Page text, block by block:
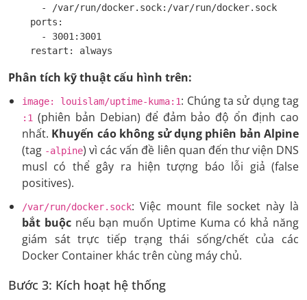
      - /var/run/docker.sock:/var/run/docker.sock
    ports:
      - 3001:3001
    restart: always
Phân tích kỹ thuật cấu hình trên:
image: louislam/uptime-kuma:1: Chúng ta sử dụng tag
:1 (phiên bản Debian) để đảm bảo độ ổn định cao
nhất. Khuyến cáo không sử dụng phiên bản Alpine
(tag -alpine) vì các vấn đề liên quan đến thư viện DNS
musl có thể gây ra hiện tượng báo lỗi giả (false
positives).
/var/run/docker.sock: Việc mount file socket này là
bắt buộcnếu bạn muốn Uptime Kuma có khả năng
giám sát trực tiếp trạng thái sống/chết của các
Docker Container khác trên cùng máy chủ.
Bước 3: Kích hoạt hệ thống